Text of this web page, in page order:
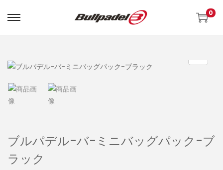
0
ブルパデル-バ-ミニバッグパック-ブ
ラック